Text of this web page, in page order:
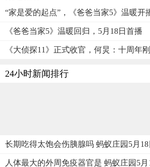
“家是爱的起点”，《爸爸当家5》温暖开
《爸爸当家5》温暖回归，5月18日首播
《大侦探11》正式收官，何炅：十周年
24小时新闻排行
长期吃得太饱会伤胰腺吗 蚂蚁庄园5月
人体最大的外周免疫器官是 蚂蚁庄园5月